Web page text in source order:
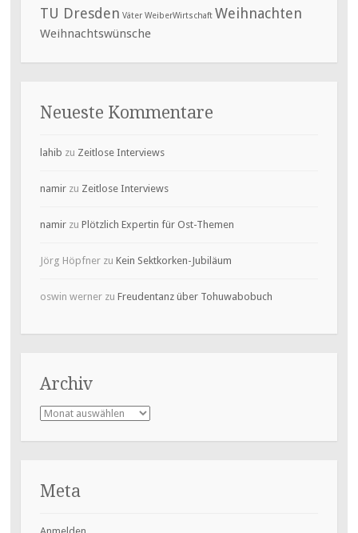
TU Dresden Väter WeiberWirtschaft Weihnachten
Weihnachtswünsche
Neueste Kommentare
lahib zu Zeitlose Interviews
namirzu Zeitlose Interviews
namirzu Plötzlich Expertin für Ost-Themen
Jörg Höpfnerzu Kein Sektkorken-Jubiläum
oswin wernerzu Freudentanz über Tohuwabobuch
Archiv
Archiv
Meta